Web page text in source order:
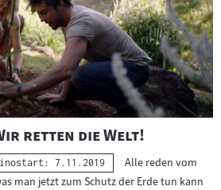
retten die Welt!"
7.11.2019
Alle reden vom
man jetzt zum Schutz der Erde tun kann